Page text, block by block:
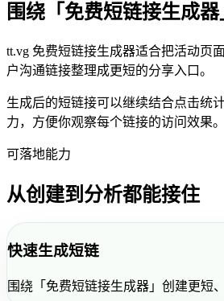
围绕「免费短链接生成
tt.vg 免费短链接生成器适合把活动页
户沟通链接整理成更短的分享入口。
生成后的短链接可以继续结合点击统
力，方便你观察每个链接的访问效果。
可落地能力
从创建到分析都能接住
快速生成短链
围绕「免费短链接生成器」创建更短